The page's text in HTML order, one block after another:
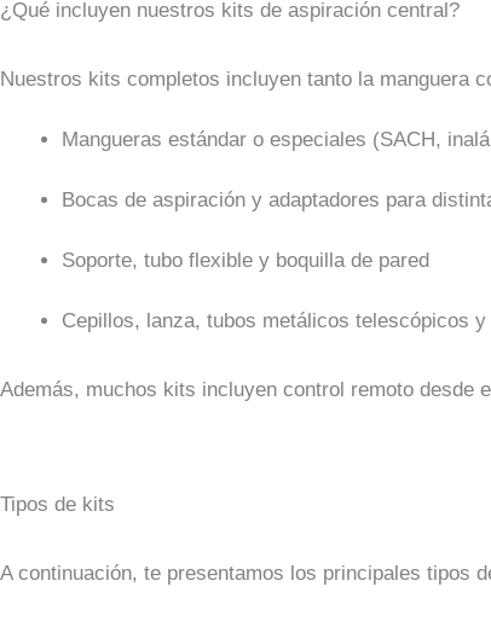
¿Qué incluyen nuestros kits de aspiración central?
Nuestros kits completos incluyen tanto la manguera
Mangueras estándar o especiales (SACH,
Bocas de aspiración y adaptadores para
Soporte, tubo flexible y boquilla de pared
Cepillos, lanza, tubos metálicos telescópicos
Además, muchos kits incluyen control remoto desde
Tipos de kits
A continuación, te presentamos los principales tipos